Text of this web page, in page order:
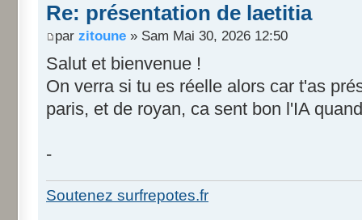
Re: présentation de laetitia
par zitoune » Sam Mai 30, 2026 12:50
Salut et bienvenue !
On verra si tu es réelle alors car t'as
paris, et de royan, ca sent bon l'IA
-
Soutenez surfrepotes.fr